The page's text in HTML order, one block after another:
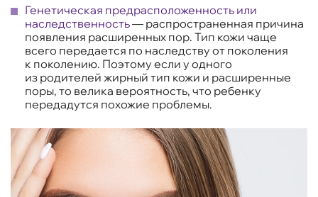
Генетическая предрасположенность или
наследственность— распространенная причина
появления расширенных пор. Тип кожи чаще
всего передается по наследству от поколения
к поколению. Поэтому если у одного
из родителей жирный тип кожи и расширенные
поры, то велика вероятность, что ребенку
передадутся похожие проблемы.